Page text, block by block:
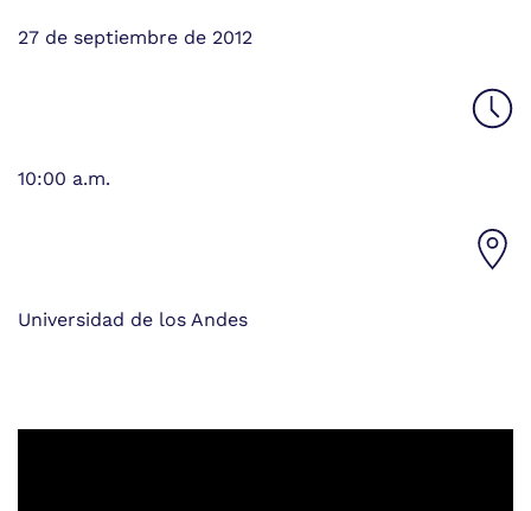
27 de septiembre de 2012
10:00 a.m.
Universidad de los Andes